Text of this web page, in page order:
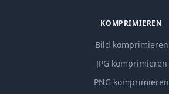
KOMPRIMIEREN
Bild komprimieren
JPG komprimieren
PNG komprimieren